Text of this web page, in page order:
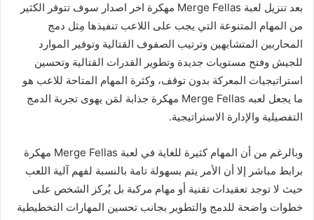
بعد تنزيل لعبة Merge Fellas مهكرة اخر اصدار سوف تتوفر الكثير
من المهام المتنوعة التي يجب على اللاعب تنفيذها مِثل دمج
المحاربين المتشابهين وترتيب الصفوف القتالية وتوفير الموارد
للجيش وفتح مستويات جديدة وتطوير القدرات القتالية وتحسين
استراتيجيات المعركة بدون توقف، وكثرة المهام المتاحة للاعب هو
ما يجعل لعبه Merge Fellas مهكرة جذابة لمَن يهوى تجربة الدمج
التفصيلية والإدارة الاستراتيجية.
وبالرغم من أن المهام كثيرة للغاية في لعبة Merge Fellas مهكرة
برابط مباشر إلا أن الأمر يتم بسهولة تامة بالنسبة لفهم آلية اللعب
حيث لا توجد تعقيدات تقنية أو مهام مركبة بل يُركز الشخص على
خطوات واضحة للدمج والتطوير بجانب تحسين المهارات التخطيطية